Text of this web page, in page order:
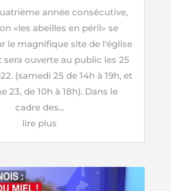
année consécutive,
«les abeilles en péril» se
le magnifique site de l'église
sera ouverte au public les 25
(samedi 25 de 14h à 19h, et
23, de 10h à 18h). Dans le
cadre des...
lire plus